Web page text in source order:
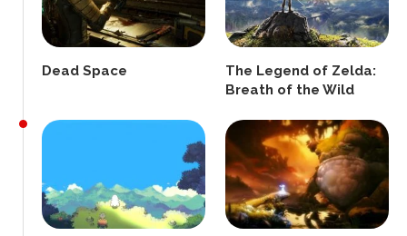
Dead Space
The Legend of Zelda:
Breath of the Wild